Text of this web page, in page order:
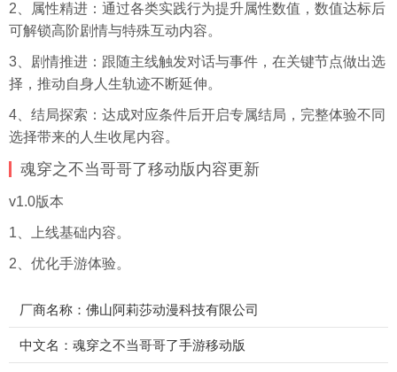
2、属性精进：通过各类实践行为提升属性数值，数值达标后
可解锁高阶剧情与特殊互动内容。
3、剧情推进：跟随主线触发对话与事件，在关键节点做出选
择，推动自身人生轨迹不断延伸。
4、结局探索：达成对应条件后开启专属结局，完整体验不同
选择带来的人生收尾内容。
魂穿之不当哥哥了移动版内容更新
v1.0版本
1、上线基础内容。
2、优化手游体验。
厂商名称：佛山阿莉莎动漫科技有限公司
中文名：魂穿之不当哥哥了手游移动版